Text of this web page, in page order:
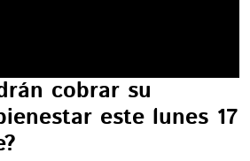
cobrar su
este lunes 17